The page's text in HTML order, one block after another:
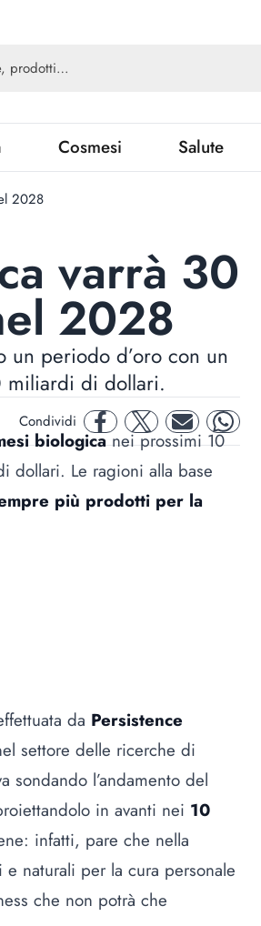
Cosmesi Salute
2028
varrà 30
2028
un periodo d’oro con un
miliardi di dollari.
Condividi facebooktwitter mail
biologicanei prossimi 10
dollari. Le ragioni alla base
più prodotti per la
da Persistence
settore delle ricerche di
sondando l’andamento del
in avanti nei 10
infatti, pare che nella
naturali per la cura personale
che non potrà che